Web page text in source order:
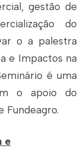
gestão de
do
o a palestra
e Impactos na
é uma
o apoio do
Fundeagro.
e